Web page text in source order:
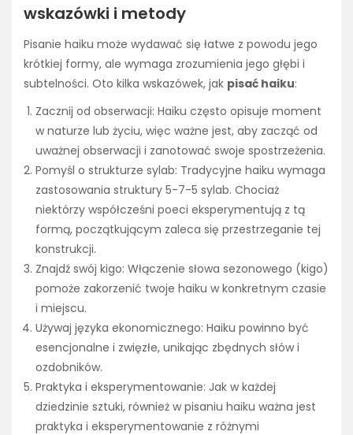
wskazówki i metody
Pisanie haiku może wydawać się łatwe z powodu jego
krótkiej formy, ale wymaga zrozumienia jego głębi i
subtelności. Oto kilka wskazówek, jak pisać haiku:
Zacznij od obserwacji: Haiku często opisuje moment
w naturze lub życiu, więc ważne jest, aby zacząć od
uważnej obserwacji i zanotować swoje spostrzeżenia.
Pomyśl o strukturze sylab: Tradycyjne haiku wymaga
zastosowania struktury 5-7-5 sylab. Chociaż
niektórzy współcześni poeci eksperymentują z tą
formą, początkującym zaleca się przestrzeganie tej
konstrukcji.
Znajdź swój kigo: Włączenie słowa sezonowego (kigo)
pomoże zakorzenić twoje haiku w konkretnym czasie
i miejscu.
Używaj języka ekonomicznego: Haiku powinno być
esencjonalne i zwięzłe, unikając zbędnych słów i
ozdobników.
Praktyka i eksperymentowanie: Jak w każdej
dziedzinie sztuki, również w pisaniu haiku ważna jest
praktyka i eksperymentowanie z różnymi